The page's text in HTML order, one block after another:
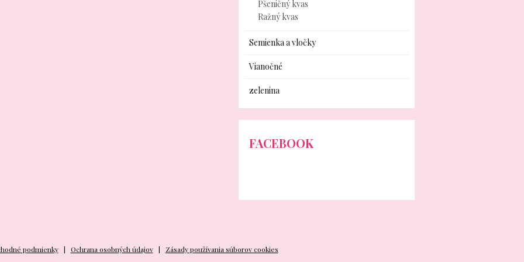
Pšeničný kvas
Ražný kvas
Semienka a vločky
Vianočné
zelenina
FACEBOOK
podmienky Ochrana osobných údajov Zásady používania súborov cookies